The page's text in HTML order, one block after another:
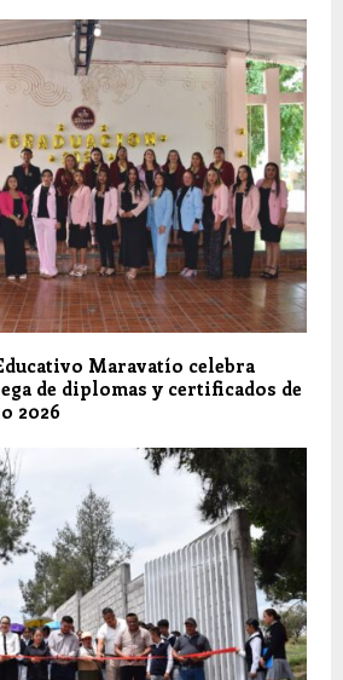
Maravatío celebra
de diplomas y certificados de
2026